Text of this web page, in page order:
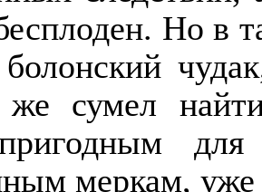
Но в
болонский
сумел
меркам, уже